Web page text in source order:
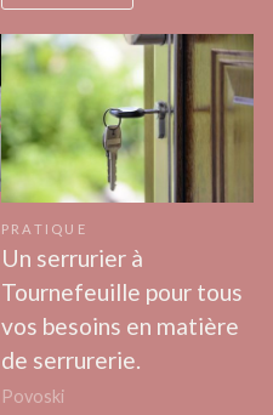
PRATIQUE
Un serrurier à
Tournefeuille pour tous
vos besoins en matière
de serrurerie.
Povoski